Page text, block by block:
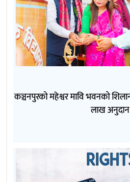
कञ्चनपुरको महेश्वर मावि भवनको
लाख अनुदान